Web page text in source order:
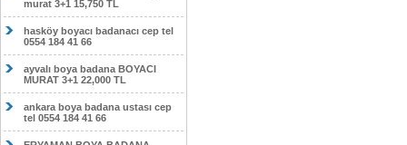
murat 3+1 15,750 TL
hasköy boyacı badanacı cep tel
0554 184 41 66
ayvalı boya badana BOYACI
MURAT 3+1 22,000 TL
ankara boya badana ustası cep
tel 0554 184 41 66